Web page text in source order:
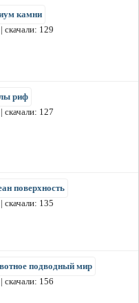
камни
скачали: 129
риф
скачали: 127
поверхность
скачали: 135
подводный мир
скачали: 156